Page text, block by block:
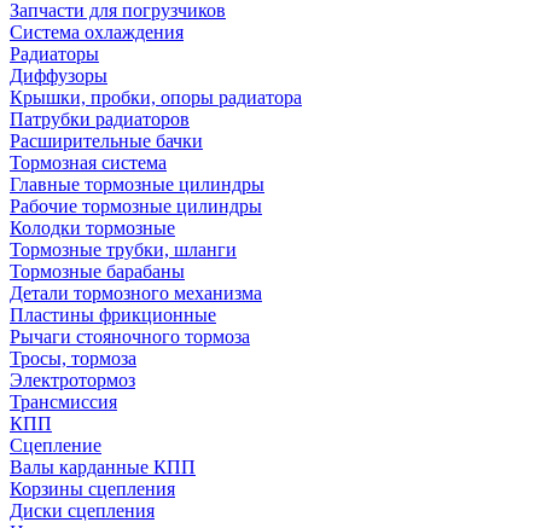
Запчасти для погрузчиков
Система охлаждения
Радиаторы
Диффузоры
Крышки, пробки, опоры радиатора
Патрубки радиаторов
Расширительные бачки
Тормозная система
Главные тормозные цилиндры
Рабочие тормозные цилиндры
Колодки тормозные
Тормозные трубки, шланги
Тормозные барабаны
Детали тормозного механизма
Пластины фрикционные
Рычаги стояночного тормоза
Тросы, тормоза
Электротормоз
Трансмиссия
КПП
Сцепление
Валы карданные КПП
Корзины сцепления
Диски сцепления